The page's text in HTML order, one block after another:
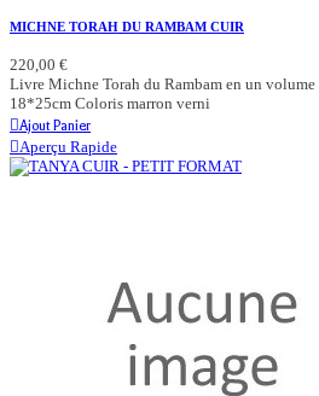
MICHNE TORAH DU RAMBAM CUIR
220,00 €
Livre Michne Torah du Rambam en un volume
18*25cm Coloris marron verni
Ajout Panier
Aperçu Rapide